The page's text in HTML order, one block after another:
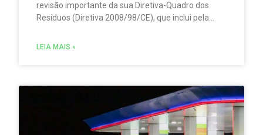
revisão importante da sua Diretiva-Quadro dos
Resíduos (Diretiva 2008/98/CE), que inclui pela
Responsabilidade Alargada do Produtor (RAP /
LEIA MAIS »